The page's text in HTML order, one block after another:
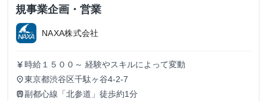
規事業企画・営業
NAXA株式会社
currency_yen 時給１５００～ 経験やスキルによって変動
place東京都渋谷区千駄ヶ谷4-2-7
train副都心線「北参道」徒歩約1分